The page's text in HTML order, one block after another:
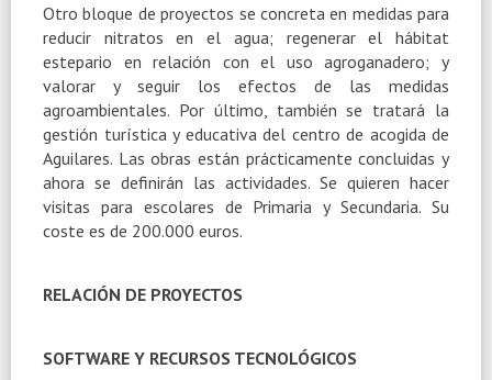
Otro bloque de proyectos se concreta en medidas para
reducir nitratos en el agua; regenerar el hábitat
estepario en relación con el uso agroganadero; y
valorar y seguir los efectos de las medidas
agroambientales. Por último, también se tratará la
gestión turística y educativa del centro de acogida de
Aguilares. Las obras están prácticamente concluidas y
ahora se definirán las actividades. Se quieren hacer
visitas para escolares de Primaria y Secundaria. Su
coste es de 200.000 euros.
RELACIÓN DE PROYECTOS
SOFTWARE Y RECURSOS TECNOLÓGICOS